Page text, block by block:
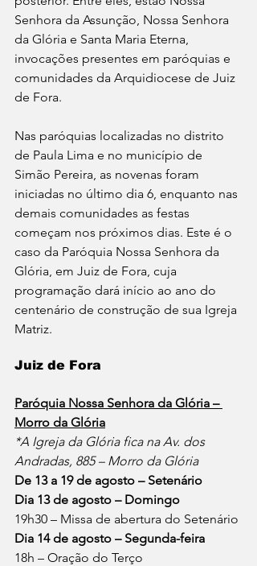
Senhora da Assunção, Nossa Senhora
da Glória e Santa Maria Eterna,
invocações presentes em paróquias e
comunidades da Arquidiocese de Juiz
de Fora.
Nas paróquias localizadas no distrito
de Paula Lima e no município de
Simão Pereira, as novenas foram
iniciadas no último dia 6, enquanto nas
demais comunidades as festas
começam nos próximos dias. Este é o
caso da Paróquia Nossa Senhora da
Glória, em Juiz de Fora, cuja
programação dará início ao ano do
centenário de construção de sua Igreja
Matriz.
Juiz de Fora
Paróquia Nossa Senhora da Glória –
Morro da Glória
*A Igreja da Glória fica na Av. dos
Andradas, 885 – Morro da Glória
De 13 a 19 de agosto – Setenário
Dia 13 de agosto – Domingo
19h30 – Missa de abertura do Setenário
Dia 14 de agosto – Segunda-feira
18h – Oração do Terço